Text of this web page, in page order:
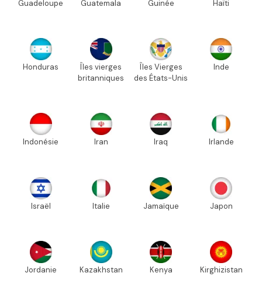
Guadeloupe Guatemala Guinée Haïti
Honduras
Îles vierges
britanniques
Îles Vierges
des États-Unis
Inde
Indonésie Iran Iraq Irlande
Israël Italie Jamaïque Japon
Jordanie Kazakhstan Kenya Kirghizistan